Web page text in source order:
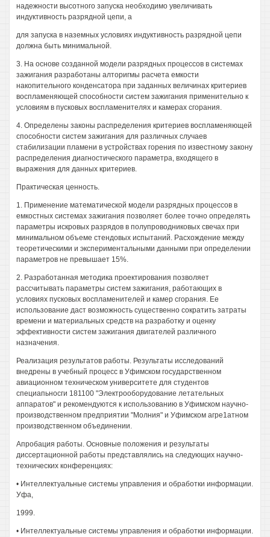
надежности высотного запуска необходимо увеличивать
индуктивность разрядной цепи, а
для запуска в наземных условиях индуктивность разрядной цепи
должна быть минимальной.
3. На основе созданной модели разрядных процессов в системах
зажигания разработаны алторигмы расчета емкости
накопительного конденсатора при заданных величинах критериев
воспламеняющей способности систем зажигания применительно к
условиям в пусковых воспламенителях и камерах сгорания.
4. Определены законы распределения критериев воспламеняющей
способности систем зажигания для различных случаев
стабилизации пламени в устройствах горения по известному закону
распределения диагностического параметра, входящего в
выражения для данных критериев.
Практическая ценность.
1. Применение математической модели разрядных процессов в
емкостных системах зажигания позволяет более точно определять
параметры искровых разрядов в полупроводниковых свечах при
минимальном объеме стендовых испытаний. Расхождение между
теоретическими и экспериментальными данными при определении
параметров не превышает 15%.
2. Разработанная методика проектирования позволяет
рассчитывать параметры систем зажигания, работающих в
условиях пусковых воспламенителей и камер сгорания. Ее
использование даст возможность существенно сократить затраты
времени и материальных средств на разработку и оценку
эффективности систем зажигания двигателей различного
назначения.
Реализация результатов работы. Результаты исследований
внедрены в учебный процесс в Уфимском государственном
авиационном техническом университете для студентов
специапьносги 181100 "Электрооборудование летательных
аппаратов" и рекомендуются к использованию в Уфимском научно-
производственном предприятии "Молния" и Уфимском агре1атном
производственном объединении.
Апробация работы. Основные положения и результаты
диссертационной работы представлялись на следующих научно-
технических конференциях:
• Интеллектуальные системы управления и обработки информации.
Уфа,
1999.
• Интеллектуальные системы управления и обработки информации.